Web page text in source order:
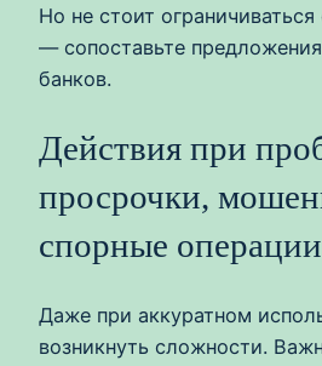
Но не стоит
— сопоставьте
банков.
Действия при
просрочки,
спорные операции
Даже при аккуратном
возникнуть сложности.